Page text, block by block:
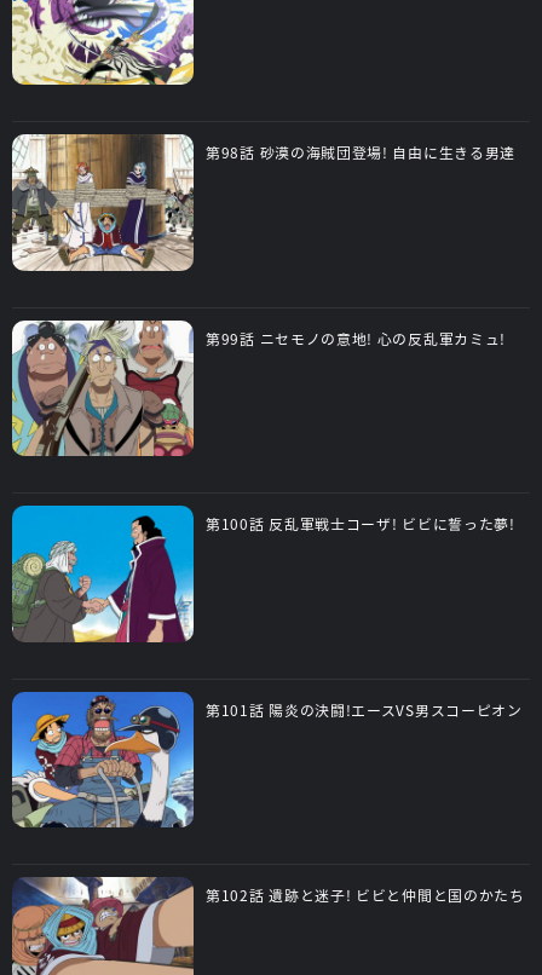
第98話 砂漠の海賊団登場! 自由に生きる男達
第99話 ニセモノの意地! 心の反乱軍カミュ!
第100話 反乱軍戦士コーザ! ビビに誓った夢!
第101話 陽炎の決闘!エースVS男スコーピオン
第102話 遺跡と迷子! ビビと仲間と国のかたち